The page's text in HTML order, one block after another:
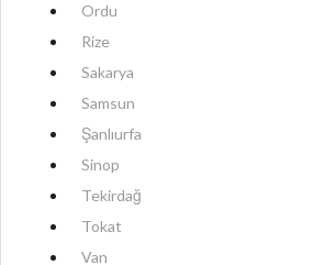
Ordu
Rize
Sakarya
Samsun
Şanlıurfa
Sinop
Tekirdağ
Tokat
Van